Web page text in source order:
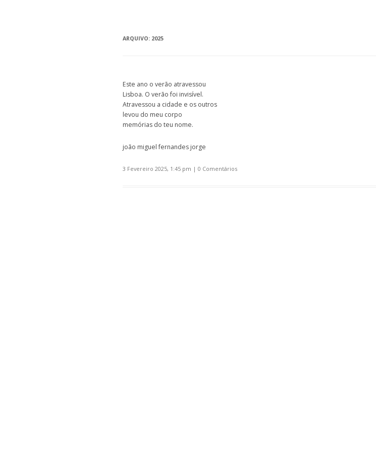
ARQUIVO: 2025
Este ano o verão atravessou
Lisboa. O verão foi invisível.
Atravessou a cidade e os outros
levou do meu corpo
memórias do teu nome.
joão miguel fernandes jorge
3 Fevereiro 2025, 1:45 pm | 0 Comentários